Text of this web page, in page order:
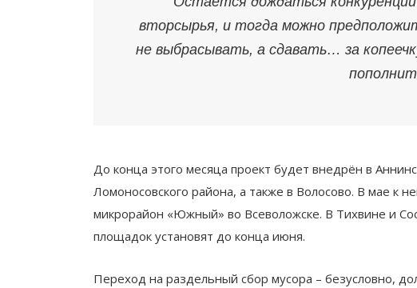
вторсырья, и тогда можно
не выбрасывать, а сдавать… за
До конца этого месяца проект будет внедрён в
Ломоносовского района, а также в Волосово. В мае к
микрорайон «Южный» во Всеволожске. В Тихвине и
площадок установят до конца июня.
Переход на раздельный сбор мусора – безусловно,